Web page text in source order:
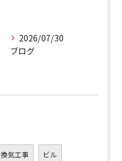
2026/07/30
ブログ
換気工事 ビル